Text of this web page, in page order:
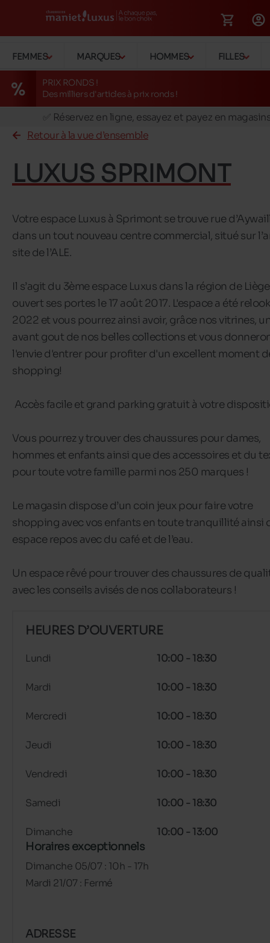
FEMMES MARQUES HOMMES FILLES
PRIX RONDS !
Des milliers d'articles à prix ronds !
🚛 Livraison gratuite en magasins
✅ Réservez en ligne, essayez et payez en
🏪 28 magasins en Belgique et au Luxembourg
🔁 retours valables pendant 30 jours
🚛 Livraison gratuite en magasins
Retour à la vue d’ensemble
LUXUS SPRIMONT
Votre espace Luxus à Sprimont se trouve rue
dans un tout nouveau centre commercial, situé sur
site de l’ALE.
Il s’agit du 3ème espace Luxus dans la région de
ouvert ses portes le 17 août 2017. L'espace a été
2022 et vous pourrez ainsi avoir, grâce nos vitrines,
avant gout de nos belles collections et vous
l'envie d'entrer pour profiter d'un excellent moment
shopping!
Accès facile et grand parking gratuit à votre
Vous pourrez y trouver des chaussures pour dames,
hommes et enfants ainsi que des accessoires et du
pour toute votre famille parmi nos 250 marques !
Le magasin dispose d’un coin jeux pour faire votre
shopping avec vos enfants en toute tranquillité ainsi
espace repos avec du café et de l’eau.
Un espace rêvé pour trouver des chaussures de
avec les conseils avisés de nos collaborateurs !
HEURES D’OUVERTURE
Lundi 10:00 - 18:30
Mardi 10:00 - 18:30
Mercredi 10:00 - 18:30
Jeudi 10:00 - 18:30
Vendredi 10:00 - 18:30
Samedi 10:00 - 18:30
Dimanche 10:00 - 13:00
Horaires exceptionnels
Dimanche 05/07 : 10h - 17h
Mardi 21/07 : Fermé
ADRESSE